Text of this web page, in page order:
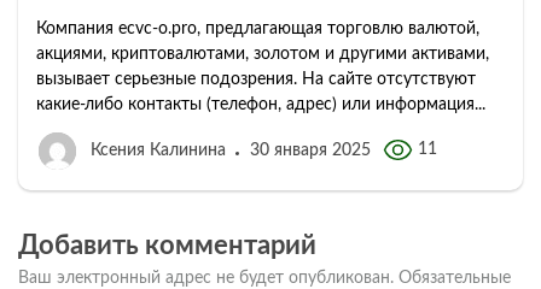
Компания ecvc-o.pro, предлагающая торговлю валютой,
акциями, криптовалютами, золотом и другими активами,
вызывает серьезные подозрения. На сайте отсутствуют
какие-либо контакты (телефон, адрес) или информация...
Ксения Калинина 30 января 2025 11
Добавить комментарий
Ваш электронный адрес не будет опубликован. Обязательные